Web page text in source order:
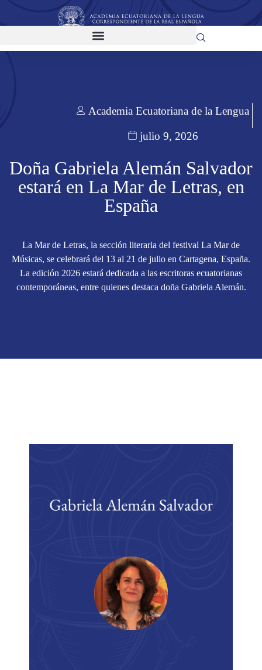
Academia Ecuatoriana de la Lengua
julio 9, 2026
Doña Gabriela Alemán Salvador
estará en La Mar de Letras, en
España
La Mar de Letras, la sección literaria del festival La Mar de
Músicas, se celebrará del 13 al 21 de julio en Cartagena, España.
La edición 2026 estará dedicada a las escritoras ecuatorianas
contemporáneas, entre quienes destaca doña Gabriela Alemán.